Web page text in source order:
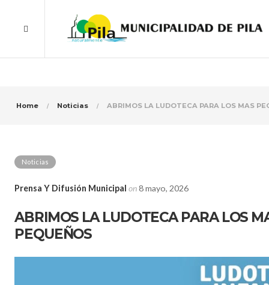
Home Noticias ABRIMOS LA LUDOTECA PARA LOS MAS
Noticias
Prensa Y Difusión Municipal on8 mayo, 2026
ABRIMOS LA LUDOTECA PARA LOS
PEQUEÑOS